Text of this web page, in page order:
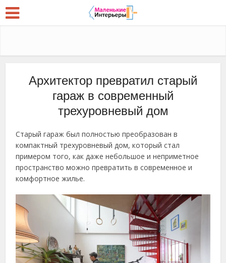
Архитектор превратил старый
гараж в современный
трехуровневый дом
Старый гараж был полностью преобразован в
компактный трехуровневый дом, который стал
примером того, как даже небольшое и неприметное
пространство можно превратить в современное и
комфортное жилье.